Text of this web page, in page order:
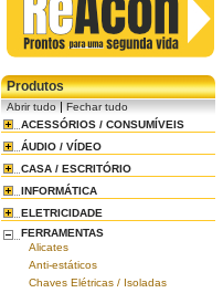
Produtos
Abrir tudo|Fechar tudo
ACESSÓRIOS / CONSUMÍVEIS
ÁUDIO / VÍDEO
CASA / ESCRITÓRIO
INFORMÁTICA
ELETRICIDADE
FERRAMENTAS
Alicates
Anti-estáticos
Chaves Elétricas / Isoladas